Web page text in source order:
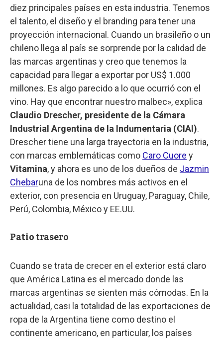
diez principales países en esta industria. Tenemos
el talento, el diseño y el branding para tener una
proyección internacional. Cuando un brasileño o un
chileno llega al país se sorprende por la calidad de
las marcas argentinas y creo que tenemos la
capacidad para llegar a exportar por US$ 1.000
millones. Es algo parecido a lo que ocurrió con el
vino. Hay que encontrar nuestro malbec», explica
Claudio Drescher, presidente de la Cámara
Industrial Argentina de la Indumentaria (CIAI).
Drescher tiene una larga trayectoria en la industria,
con marcas emblemáticas como Caro Cuore y
Vitamina, y ahora es uno de los dueños de Jazmin
Chebaruna de los nombres más activos en el
exterior, con presencia en Uruguay, Paraguay, Chile,
Perú, Colombia, México y EE.UU.
Patio trasero
Cuando se trata de crecer en el exterior está claro
que América Latina es el mercado donde las
marcas argentinas se sienten más cómodas. En la
actualidad, casi la totalidad de las exportaciones de
ropa de la Argentina tiene como destino el
continente americano, en particular, los países